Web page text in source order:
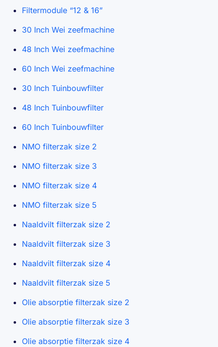
Filtermodule “12 & 16”
30 Inch Wei zeefmachine
48 Inch Wei zeefmachine
60 Inch Wei zeefmachine
30 Inch Tuinbouwfilter
48 Inch Tuinbouwfilter
60 Inch Tuinbouwfilter
NMO filterzak size 2
NMO filterzak size 3
NMO filterzak size 4
NMO filterzak size 5
Naaldvilt filterzak size 2
Naaldvilt filterzak size 3
Naaldvilt filterzak size 4
Naaldvilt filterzak size 5
Olie absorptie filterzak size 2
Olie absorptie filterzak size 3
Olie absorptie filterzak size 4